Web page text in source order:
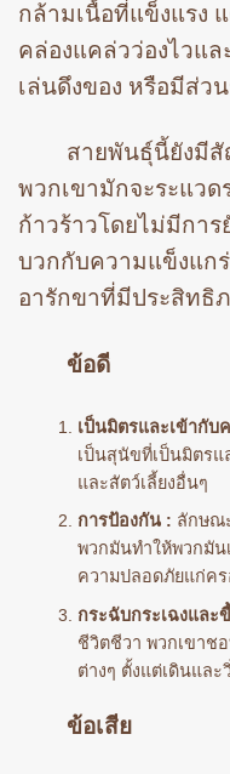
กล้ามเนื้อที่แข็งแรง
คล่องแคล่วว่องไวแล
เล่นดึงของ หรือมีส่ว
สายพันธุ์นี้ยังมี
พวกเขามักจะระแว
ก้าวร้าวโดยไม่มีกา
บวกกับความแข็งแก
อารักขาที่มีประสิทธิ
ข้อดี
เป็นมิตรและเข้ากับ
เป็นสุนัขที่เป็นมิตรแ
และสัตว์เลี้ยงอื่นๆ
การป้องกัน : ลักษณ
พวกมันทำให้พวกมั
ความปลอดภัยแก่ค
กระฉับกระเฉงและ
ชีวิตชีวา พวกเขาช
ต่างๆ ตั้งแต่เดินและ
ข้อเสีย